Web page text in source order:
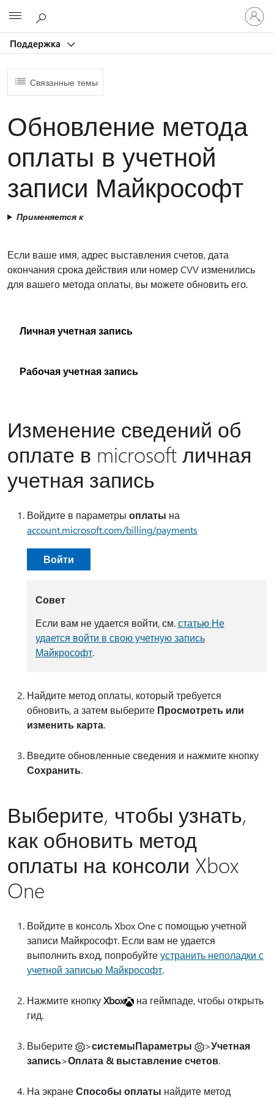
Поддержка
Связанные темы
Обновление метода
оплаты в учетной
записи Майкрософт
Применяется к
Если ваше имя, адрес выставления счетов, дата
окончания срока действия или номер CVV изменились
для вашего метода оплаты, вы можете обновить его.
Личная учетная запись
Рабочая учетная запись
Изменение сведений об
оплате в microsoft личная
учетная запись
Войдите в параметры оплаты на
account.microsoft.com/billing/payments
Войти
Совет
Если вам не удается войти, см.статью Не
удается войти в свою учетную запись
Майкрософт.
Найдите метод оплаты, который требуется
обновить, а затем выберите Просмотреть или
изменить карта.
Введите обновленные сведения и нажмите кнопку
Сохранить.
Выберите, чтобы узнать,
как обновить метод
оплаты на консоли Xbox
One
Войдите в консоль Xbox One с помощью учетной
записи Майкрософт. Если вам не удается
выполнить вход, попробуйтеустранить неполадки с
учетной записью Майкрософт.
Нажмите кнопкуXbox
на геймпаде, чтобы открыть
гид.
Выберите >системыПараметры >Учетная
запись>Оплата & выставление счетов.
На экранеСпособы оплаты найдите метод